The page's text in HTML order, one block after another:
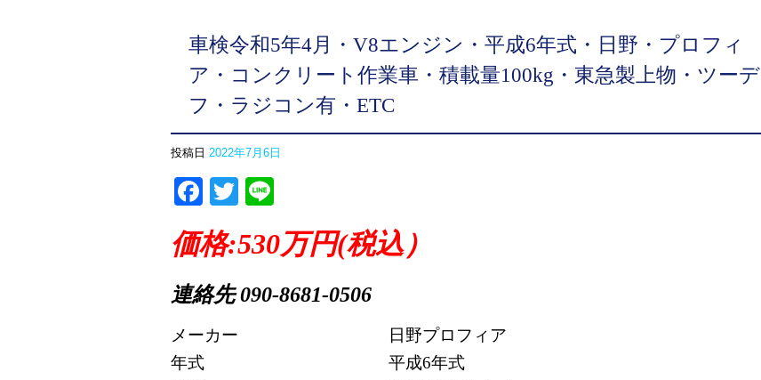
車検令和5年4月・V8エンジン・平成6年式・日野・プロフィ
ア・コンクリート作業車・積載量100kg・東急製上物・ツーデ
フ・ラジコン有・ETC
投稿日 2022年7月6日
Facebook
Twitter
価格:530万円(税込）
連絡先 090-8681-0506
メーカー
日野プロフィア
年式
平成6年式